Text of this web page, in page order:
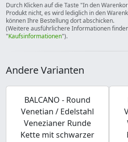
Durch Klicken auf die Taste "In den
Produkt nicht, es wird lediglich in den
können Ihre Bestellung dort abschicken.
(Weitere ausführlichere Informationen
"Kaufsinformationen").
Andere Varianten
BALCANO - Round
Venetian / Edelstahl
Venezianer Runde
Kette mit schwarzer